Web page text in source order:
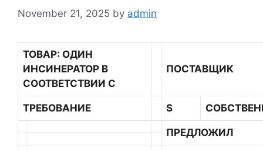
November 21, 2025 by admin
ТОВАР: ОДИН
ИНСИНЕРАТОР В
СООТВЕТСТВИИ С
ПОСТАВЩИК
ТРЕБОВАНИЕ S
ПРЕДЛОЖИЛ